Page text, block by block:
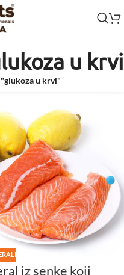
u krvi
"glukoza u krvi"
iz senke koji